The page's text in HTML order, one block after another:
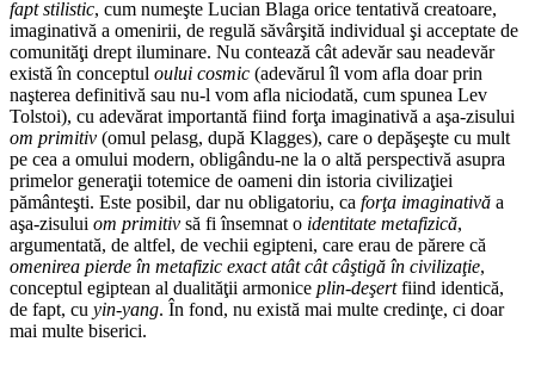
fapt stilistic, cum numeşte Lucian Blaga orice tentativă creatoare,
imaginativă a omenirii, de regulă săvârşită individual şi acceptate de
comunităţi drept iluminare. Nu contează cât adevăr sau neadevăr
există în conceptul oului cosmic (adevărul îl vom afla doar prin
naşterea definitivă sau nu-l vom afla niciodată, cum spunea Lev
Tolstoi), cu adevărat importantă fiind forţa imaginativă a aşa-zisului
om primitiv (omul pelasg, după Klagges), care o depăşeşte cu mult
pe cea a omului modern, obligându-ne la o altă perspectivă asupra
primelor generaţii totemice de oameni din istoria civilizaţiei
pământeşti. Este posibil, dar nu obligatoriu, ca forţa imaginativă a
aşa-zisului om primitiv să fi însemnat o identitate metafizică,
argumentată, de altfel, de vechii egipteni, care erau de părere că
omenirea pierde în metafizic exact atât cât câştigă în civilizaţie,
conceptul egiptean al dualităţii armonice plin-deşertfiind identică,
de fapt, cu yin-yang. În fond, nu există mai multe credinţe, ci doar
mai multe biserici.